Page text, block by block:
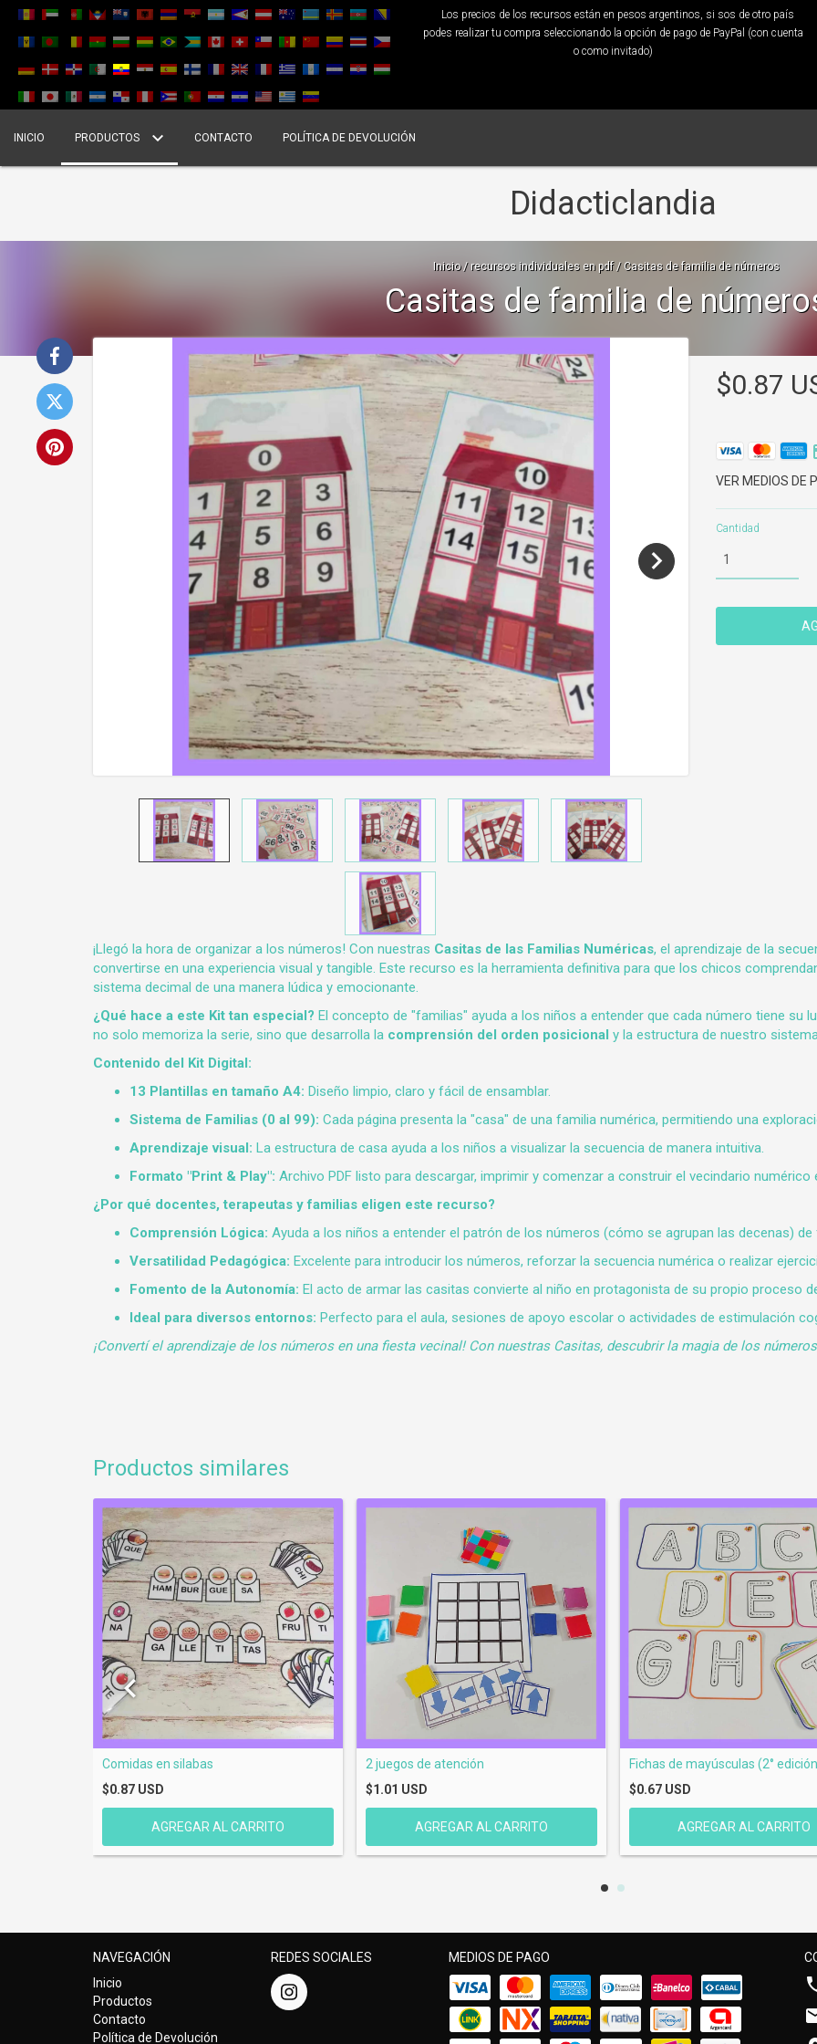
Los precios de los recursos están en pesos argentinos, si sos de otro país
podes realizar tu compra seleccionando la opción de pago de PayPal (con cuenta
o como invitado)
INICIO PRODUCTOS CONTACTO POLÍTICA DE DEVOLUCIÓN
Didacticlandia
Inicio / recursos individuales en pdf / Casitas de familia de números
Casitas de familia de
$0.87
VER MEDIOS DE
Cantidad
¡Llegó la hora de organizar a los números! Con nuestras Casitas de las Familias Numéricas, el aprendizaje de la
convertirse en una experiencia visual y tangible. Este recurso es la herramienta definitiva para que los chicos
sistema decimal de una manera lúdica y emocionante.
¿Qué hace a este Kit tan especial? El concepto de "familias" ayuda a los niños a entender que cada número tiene su
no solo memoriza la serie, sino que desarrolla la comprensión del orden posicional y la estructura de nuestro
Contenido del Kit Digital:
13 Plantillas en tamaño A4: Diseño limpio, claro y fácil de ensamblar.
Sistema de Familias (0 al 99): Cada página presenta la "casa" de una familia numérica, permitiendo una
Aprendizaje visual: La estructura de casa ayuda a los niños a visualizar la secuencia de manera intuitiva.
Formato "Print & Play": Archivo PDF listo para descargar, imprimir y comenzar a construir el vecindario numérico
¿Por qué docentes, terapeutas y familias eligen este recurso?
Comprensión Lógica: Ayuda a los niños a entender el patrón de los números (cómo se agrupan las decenas)
Versatilidad Pedagógica: Excelente para introducir los números, reforzar la secuencia numérica o realizar
Fomento de la Autonomía: El acto de armar las casitas convierte al niño en protagonista de su propio proceso
Ideal para diversos entornos: Perfecto para el aula, sesiones de apoyo escolar o actividades de estimulación
¡Convertí el aprendizaje de los números en una fiesta vecinal! Con nuestras Casitas, descubrir la magia de los
Productos similares
Comidas en silabas
$0.87 USD
2 juegos de atención
$1.01 USD
Fichas de mayúsculas (2°
$0.67 USD
NAVEGACIÓN
Inicio
Productos
Contacto
Política de Devolución
REDES SOCIALES MEDIOS DE PAGO